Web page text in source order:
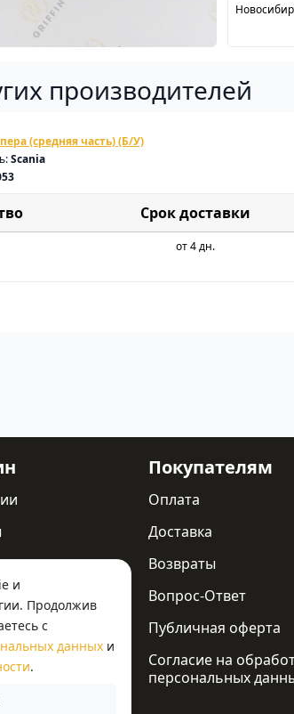
производителей
(средняя часть) (Б/У)
Scania
Срок доставки
от 4 дн.
и
Продолжив
с
данных и
.
Покупателям
Оплата
Доставка
Возвраты
Вопрос-Ответ
Публичная оферта
Согласие на
персональных